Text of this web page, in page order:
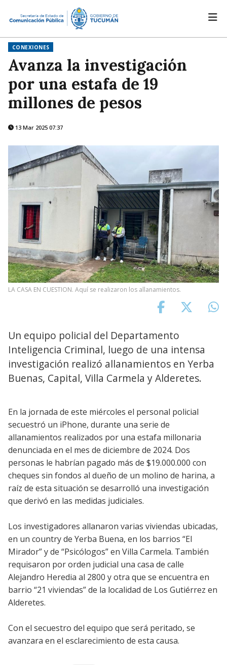
CONEXIONES
Avanza la investigación
por una estafa de 19
millones de pesos
13 Mar 2025 07:37
LA CASA EN CUESTION. Aquí se realizaron los allanamientos.
Un equipo policial del Departamento
Inteligencia Criminal, luego de una intensa
investigación realizó allanamientos en Yerba
Buenas, Capital, Villa Carmela y Alderetes.
En la jornada de este miércoles el personal policial
secuestró un iPhone, durante una serie de
allanamientos realizados por una estafa millonaria
denunciada en el mes de diciembre de 2024. Dos
personas le habrían pagado más de $19.000.000 con
cheques sin fondos al dueño de un molino de harina, a
raíz de esta situación se desarrolló una investigación
que derivó en las medidas judiciales.
Los investigadores allanaron varias viviendas ubicadas,
en un country de Yerba Buena, en los barrios “El
Mirador” y de “Psicólogos” en Villa Carmela. También
requisaron por orden judicial una casa de calle
Alejandro Heredia al 2800 y otra que se encuentra en
barrio “21 viviendas” de la localidad de Los Gutiérrez en
Alderetes.
Con el secuestro del equipo que será peritado, se
avanzara en el esclarecimiento de esta causa.